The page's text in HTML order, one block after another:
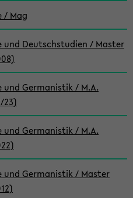
/ Mag
und Deutschstudien / Master
und Germanistik / M.A.
23)
und Germanistik / M.A.
und Germanistik / Master